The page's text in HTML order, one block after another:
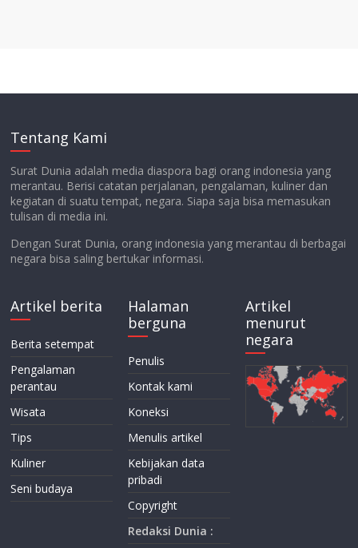
Tentang Kami
Surat Dunia adalah media diaspora bagi orang indonesia yang
merantau. Berisi catatan perjalanan, pengalaman, kuliner dan
kegiatan di suatu tempat, negara. Siapa saja bisa memasukan
tulisan di media ini.
Dengan Surat Dunia, orang indonesia yang merantau di berbagai
negara bisa saling bertukar informasi.
Artikel berita
Berita setempat
Pengalaman
perantau
Wisata
Tips
Kuliner
Seni budaya
Halaman
berguna
Penulis
Kontak kami
Koneksi
Menulis artikel
Kebijakan data
pribadi
Copyright
Redaksi Dunia :
Artikel
menurut
negara